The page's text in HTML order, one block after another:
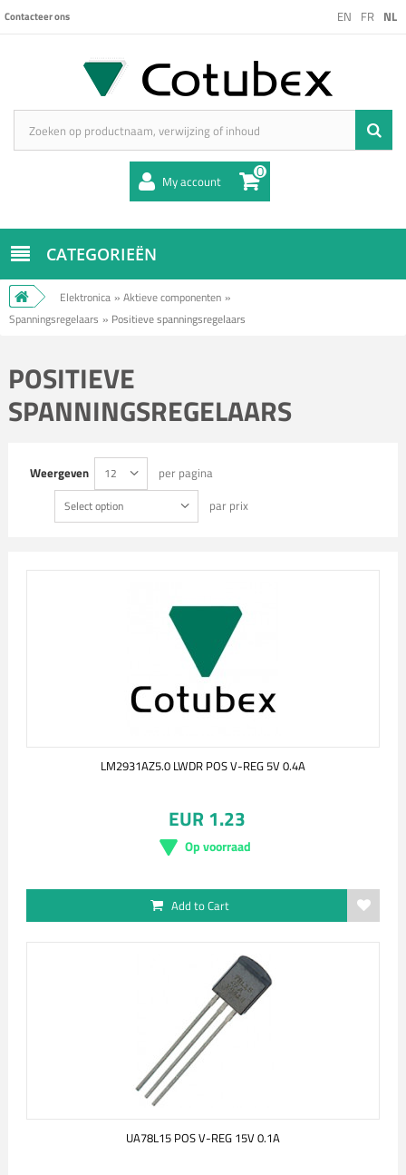
EN FR NL
Contacteer ons
My account 0
CATEGORIEËN
Elektronica » Aktieve componenten »
Spanningsregelaars » Positieve spanningsregelaars
POSITIEVE
SPANNINGSREGELAARS
Weergeven 12 per pagina
Select option par prix
LM2931AZ5.0 LWDR POS V-REG 5V 0.4A
EUR 1.23
Op voorraad
Add to Cart
UA78L15 POS V-REG 15V 0.1A